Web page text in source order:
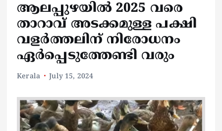
ആലപ്പുഴയിൽ 2025 വരെ
താറാവ് അടക്കമുള്ള പക്ഷി
വളർത്തലിന് നിരോധനം
ഏർപ്പെടുത്തേണ്ടി വരും
Kerala July 15, 2024